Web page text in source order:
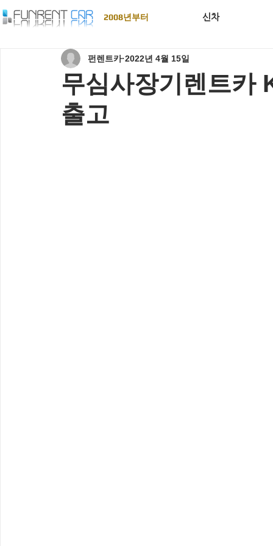
2008년부터 신차
무심사장기렌트카
출고
펀렌트카 2022년 4월 15일